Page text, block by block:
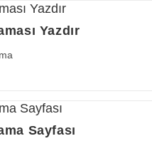
Yazdır
Sayfası